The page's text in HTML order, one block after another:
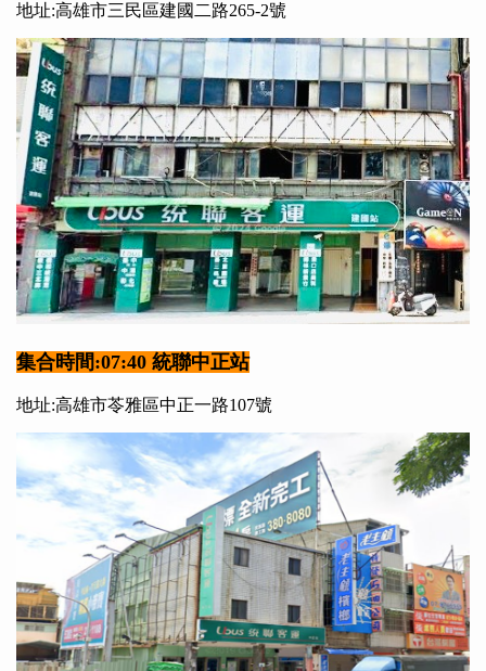
地址:高雄市三民區建國二路265-2號
集合時間:07:40 統聯中正站
地址:高雄市苓雅區中正一路107號